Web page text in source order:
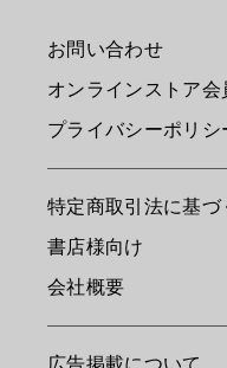
お問い合わせ
オンラインストア会
プライバシーポリシ
特定商取引法に基づ
書店様向け
会社概要
広告掲載について